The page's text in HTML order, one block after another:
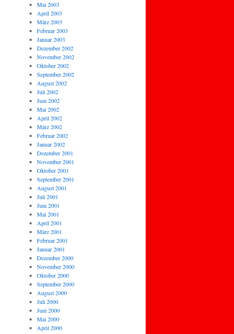
Mai 2003
April 2003
März 2003
Februar 2003
Januar 2003
Dezember 2002
November 2002
Oktober 2002
September 2002
August 2002
Juli 2002
Juni 2002
Mai 2002
April 2002
März 2002
Februar 2002
Januar 2002
Dezember 2001
November 2001
Oktober 2001
September 2001
August 2001
Juli 2001
Juni 2001
Mai 2001
April 2001
März 2001
Februar 2001
Januar 2001
Dezember 2000
November 2000
Oktober 2000
September 2000
August 2000
Juli 2000
Juni 2000
Mai 2000
April 2000